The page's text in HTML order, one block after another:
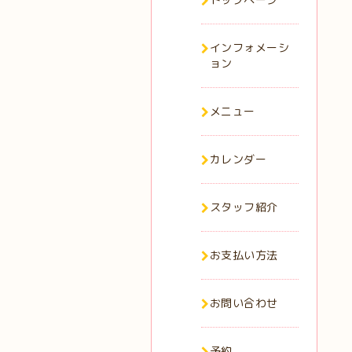
インフォメーシ
ョン
メニュー
カレンダー
スタッフ紹介
お支払い方法
お問い合わせ